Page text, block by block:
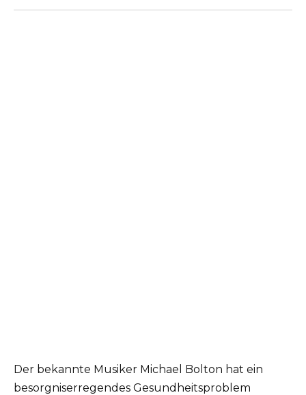
Der bekannte Musiker Michael Bolton hat ein
besorgniserregendes Gesundheitsproblem